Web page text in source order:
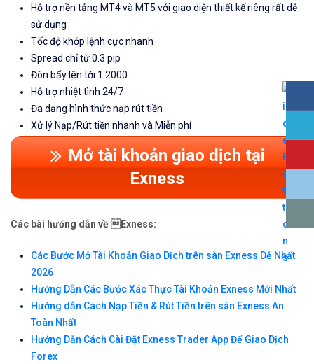
Hỗ trợ nền tảng MT4 và MT5 với giao diện thiết kế riêng rất dễ
sử dụng
Tốc độ khớp lệnh cực nhanh
Spread chỉ từ 0.3 pip
Đòn bẩy lên tới 1:2000
Hỗ trợ nhiệt tình 24/7
Đa dạng hình thức nạp rút tiền
Xử lý Nạp/Rút tiền nhanh và Miễn phí
Mở tài khoản giao dịch tại
Exness
Các bài hướng dẫn về Exness:
Các Bước Mở Tài Khoản Giao Dịch trên sàn Exness Dễ Nhất
2026
Hướng Dẫn Các Bước Xác Thực Tài Khoản Exness Mới Nhất
Hướng dẫn Cách Nạp Tiền & Rút Tiền trên sàn Exness An
Toàn Nhất
Hướng Dẫn Cách Cài Đặt Exness Trader App Để Giao Dịch
Forex